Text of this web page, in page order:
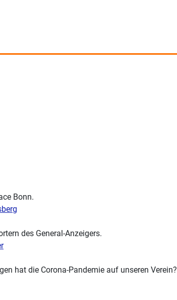
Bonn.
des General-Anzeigers.
hat die Corona-Pandemie auf unseren Verein?